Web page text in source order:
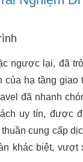
ngược lại, đã
hạ tầng giao
đã nhanh
uy tín, được
cung cấp
khác biệt,